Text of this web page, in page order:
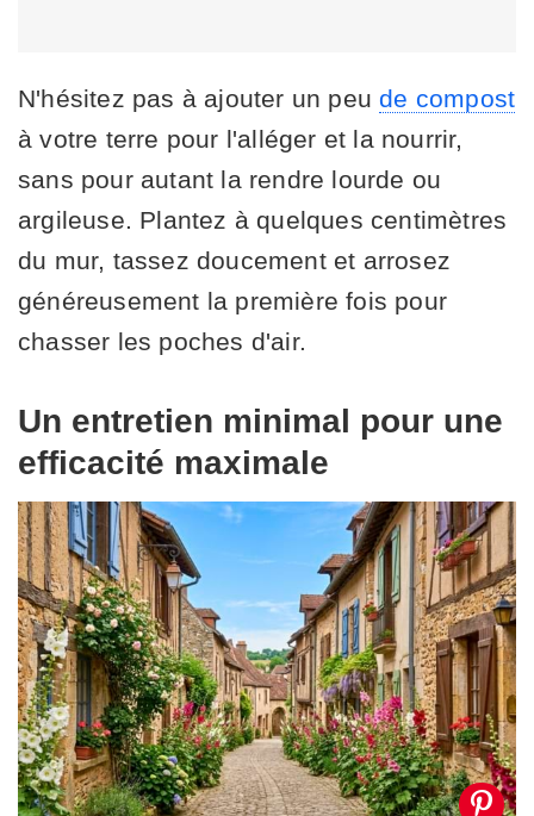
N'hésitez pas à ajouter un peude compost
à votre terre pour l'alléger et la nourrir,
sans pour autant la rendre lourde ou
argileuse. Plantez à quelques centimètres
du mur, tassez doucement et arrosez
généreusement la première fois pour
chasser les poches d'air.
Un entretien minimal pour une
efficacité maximale